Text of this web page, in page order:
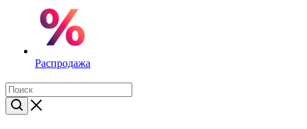
Распродажа